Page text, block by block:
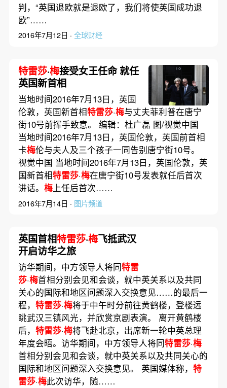
判，“英国退欧就是退欧了，我们将使英国成功退
欧”……
2016年7月12日 · 全球财经
特雷莎·梅接受女王任命 就任
英国新首相
当地时间2016年7月13日，英国
伦敦，英国新首相特雷莎·梅与丈夫菲利普在唐宁
街10号前挥手致意。 编辑：杜广磊 图/视觉中国
当地时间2016年7月13日，英国伦敦，英国前首相
卡梅伦与夫人及三个孩子一同告别唐宁街10号。
视觉中国 当地时间2016年7月13日，英国伦敦，英
国新首相特雷莎·梅在唐宁街10号发表就任后首次
讲话。 梅上任后首次……
2016年7月14日 · 图片频道
英国首相特雷莎·梅飞抵武汉
开启访华之旅
访华期间，中方领导人将同特雷
莎·梅首相分别会见和会谈，就中英关系以及共同
关心的国际和地区问题深入交换意见……的最后一
程， 特雷莎·梅将于中午时分前往黄鹤楼，登楼远
眺武汉三镇风光，并欣赏京剧表演。 离开黄鹤楼
后， 特雷莎·梅将飞赴北京，出席新一轮中英总理
年度会晤。访华期间，中方领导人将同特雷莎·梅
首相分别会见和会谈，就中英关系以及共同关心的
国际和地区问题深入交换意见。 英国媒体称， 特
雷莎·梅此次访华，随……